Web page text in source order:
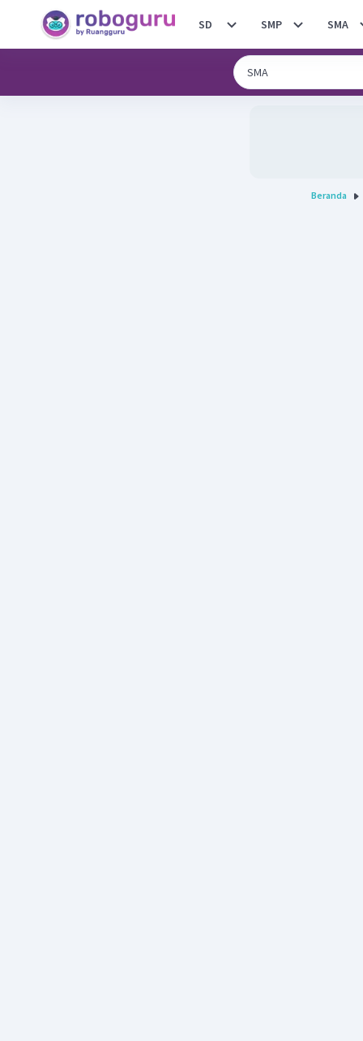
SD SMP SMA
Beranda